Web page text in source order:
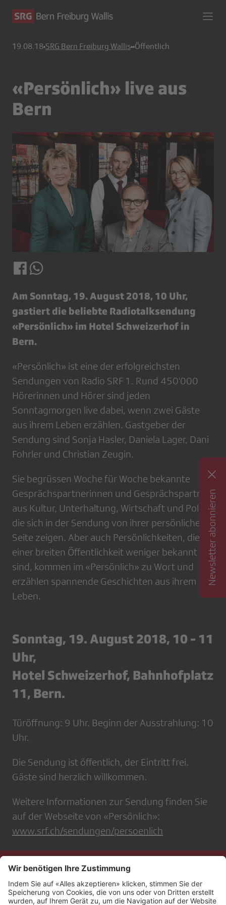
19.08.18 SRG Bern Freiburg Wallis Öffentlich
«Persönlich» live aus
Bern
Am Sonntag, 19. August 2018, 10 Uhr,
gastiert die beliebte Radiotalksendung
«Persönlich» im Hotel Schweizerhof in
Bern.
«Persönlich» ist eine der erfolgreichsten
Sendungen von Radio SRF 1. Rund 450'000
Hörerinnen und Hörer sind jeden
Sonntagmorgen live dabei, wenn zwei Gäste
aus ihrem Leben erzählen. Gastgeber der
Sendung sind Sonja Hasler, Daniela Lager, Dani
Fohrler und Christian Zeugin.
Sie begrüssen Woche für Woche bekannte
Gesprächspartnerinnen und Gesprächspartner
aus Kultur, Unterhaltung, Wirtschaft und Politik,
die sich in der Sendung von ihrer persönlichen
Seite zeigen. Aber auch Persönlichkeiten, die
einer breiten Öffentlichkeit weniger bekannt
sind, kommen im «Persönlich» zu Wort und
erzählen spannende Geschichten aus ihrem
Leben.
Sonntag, 19. August 2018, 10 - 11
Uhr,
Hotel Schweizerhof, Bahnhofplatz
11, Bern.
Türöffnung: 9 Uhr. Beginn der Ausstrahlung: 10
Uhr.
Die Sendung ist öffentlich, der Eintritt frei.
Gäste sind herzlich willkommen.
Weitere Informationen zur Sendung finden Sie
auf der Webseite von «Persönlich»:
www.srf.ch/sendungen/persoenlich
Newsletter abonnieren
Kontakt
Impressum